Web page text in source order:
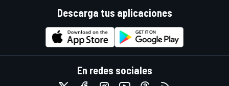
Descarga tus aplicaciones
En redes sociales